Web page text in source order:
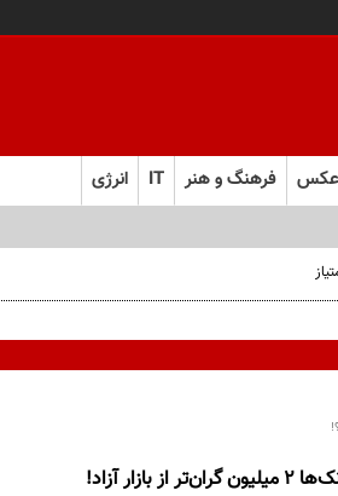
عکس فرهنگ و هنر IT انرژی
آزاد!